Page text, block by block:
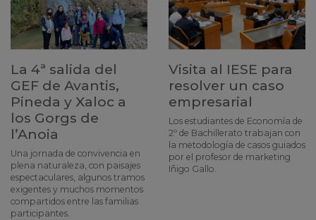
La 4ª salida del
GEF de Avantis,
Pineda y Xaloc a
los Gorgs de
l’Anoia
Una jornada de convivencia en
plena naturaleza, con paisajes
espectaculares, algunos tramos
exigentes y muchos momentos
compartidos entre las familias
participantes.
Visita al IESE para
resolver un caso
empresarial
Los estudiantes de Economía de
2º de Bachillerato trabajan con
la metodología de casos guiados
por el profesor de marketing
Iñigo Gallo.